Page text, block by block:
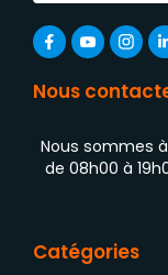
Nous
Nous sommes
de 08h00 à
Catégories